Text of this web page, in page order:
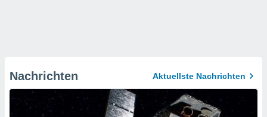
Nachrichten Aktuellste Nachrichten